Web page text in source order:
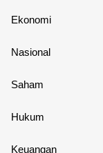
Ekonomi
Nasional
Saham
Hukum
Keuangan